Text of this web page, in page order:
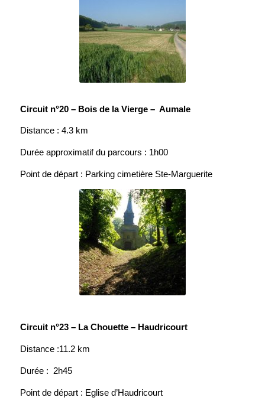
Circuit n°20 – Bois de la Vierge – Aumale
Distance : 4.3 km
Durée approximatif du parcours : 1h00
Point de départ : Parking cimetière Ste-Marguerite
Circuit n°23 – La Chouette – Haudricourt
Distance :11.2 km
Durée : 2h45
Point de départ : Eglise d’Haudricourt